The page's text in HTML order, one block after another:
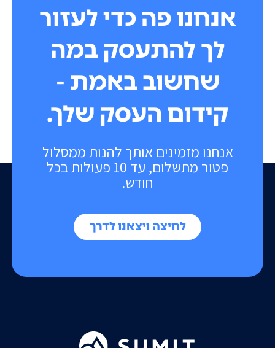
אנחנו מזמינים אותך להנות ממסלול
פטור מתשלום, עד 10 פעולות בכל
חודש.
לחיצה ויצאנו לדרך
אנחנו פה כדי לעזור
לך להתעסק במה
שחשוב באמת -
קידום העסק שלך.